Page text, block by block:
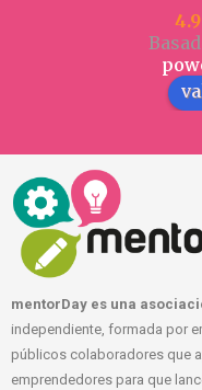
4.9
mentorDay es una
independiente, formada por
públicos colaboradores que
emprendedores para que